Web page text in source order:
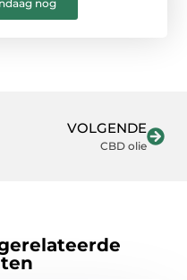
nog
VOLGENDE
CBD olie